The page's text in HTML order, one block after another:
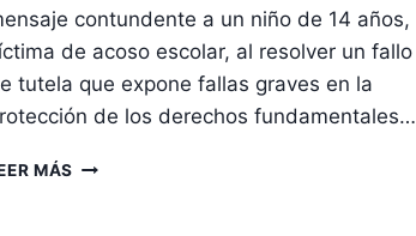
contundente a un niño de 14 años,
de acoso escolar, al resolver un fallo
tutela que expone fallas graves en la
de los derechos fundamentales…
MÁS CUANDO